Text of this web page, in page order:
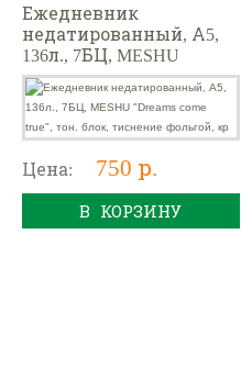
Ежедневник
недатированный, А5,
136л., 7БЦ, MESHU
"Dreams come true", тон.
блок, тиснение
фольгой, кр
Цена: 750 р.
В КОРЗИНУ